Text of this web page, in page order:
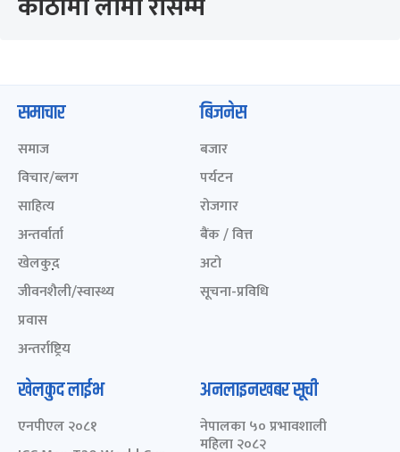
समाचार
समाज
विचार/ब्लग
साहित्य
अन्तर्वार्ता
खेलकुद़़
जीवनशैली/स्वास्थ्य
प्रवास
अन्तर्राष्ट्रिय
बिजनेस
बजार
पर्यटन
रोजगार
बैंक / वित्त
अटो
सूचना-प्रविधि
खेलकुद लाईभ
एनपीएल २०८१
अनलाइनखबर सूची
नेपालका ५० प्रभावशाली
महिला २०८२